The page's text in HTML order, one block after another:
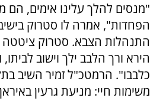
"מנסים להלך עלינו אימים, הם
הפחדות", אמרה לו סטרוק
התנהלות הצבא. סטרוק ציטטה
הירא ורך הלבב ילך וישוב
כלבבו". הרמטכ"ל זמיר השיב
משימות חיי: מניעת גרעין